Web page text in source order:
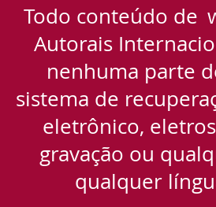
Todo conteúdo de
Autorais
nenhuma parte
sistema de
eletrônico,
gravação ou
qualquer